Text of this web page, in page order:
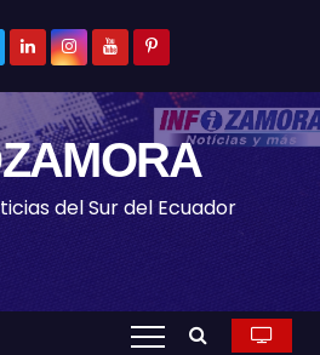
del Sur del Ecuador